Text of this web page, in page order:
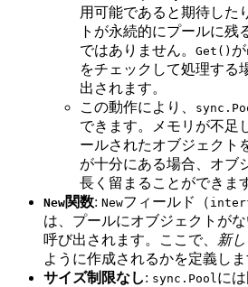
用可能であると期待した
トが永続的にプールに残
ではありません。 Get() が
をチェックして処理する
出されます。
この動作により、
できます。メモリが不足
ールされたオブジェクト
が十分にある場合、オブ
長く留まることができま
New関数: Newフィールド（
は、プールにオブジェクトが
呼び出されます。ここで、
新
ように作成されるかを定義しま
サイズ制限なし: sync.Pool に